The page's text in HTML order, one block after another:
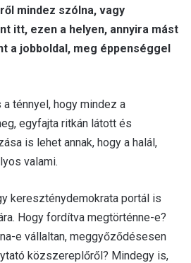
mindez szólna, vagy
itt, ezen a helyen, annyira mást
a jobboldal, meg éppenséggel
ténnyel, hogy mindez a
egyfajta ritkán látott és
is lehet annak, hogy a halál,
valami.
kereszténydemokrata portál is
Hogy fordítva megtörténne-e?
e vállaltan, meggyőződésesen
közszereplőről? Mindegy is,